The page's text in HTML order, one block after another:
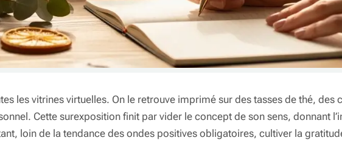
les vitrines virtuelles. On le retrouve imprimé sur des tasses de thé, des
Cette surexposition finit par vider le concept de son sens, donnant
loin de la tendance des ondes positives obligatoires, cultiver la